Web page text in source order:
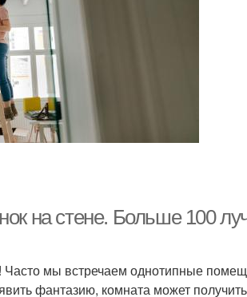
на стене. Больше 100
Часто мы встречаем однотипные
фантазию, комната может